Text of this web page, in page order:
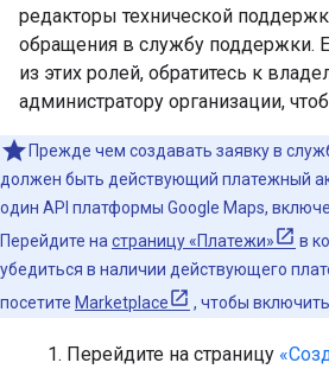
редакторы технической
обращения в службу поддержки.
из этих ролей, обратитесь к
администратору организации,
Прежде чем создавать заявку в
должен быть действующий платежный
один API платформы Google Maps,
Перейдите на страницу «Платежи»
в
убедиться в наличии действующего
посетите Marketplace , чтобы
Перейдите на страницу